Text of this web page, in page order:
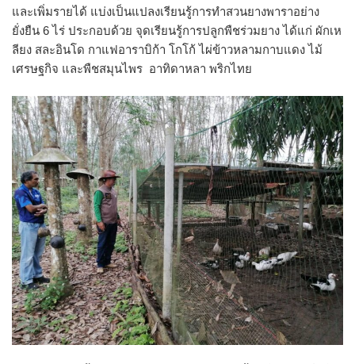
และเพิ่มรายได้ แบ่งเป็นแปลงเรียนรู้การทำสวนยางพาราอย่าง
ยั่งยืน 6 ไร่ ประกอบด้วย จุดเรียนรู้การปลูกพืชร่วมยาง ได้แก่ ผักเห
ลียง สละอินโด กาแฟอาราบิก้า โกโก้ ไผ่ข้าวหลามกาบแดง ไม้
เศรษฐกิจ และพืชสมุนไพร อาทิดาหลา พริกไทย